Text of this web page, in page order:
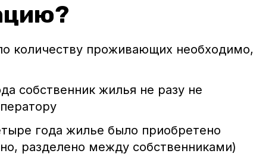
количеству проживающих необходимо,
собственник жилья не разу не
года жилье было приобретено
разделено между собственниками)